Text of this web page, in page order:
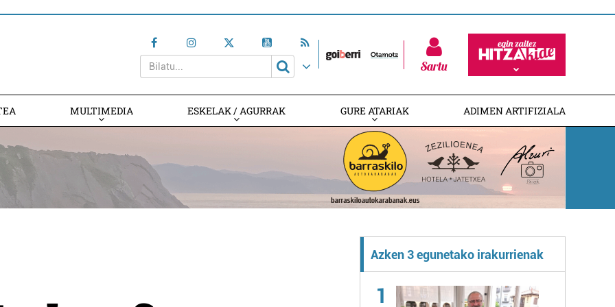
Sartu
MULTIMEDIA ESKELAK / AGURRAK GURE ATARIAK ADIMEN ARTIFIZIALA
Azken 3 egunetako irakurrienak
1